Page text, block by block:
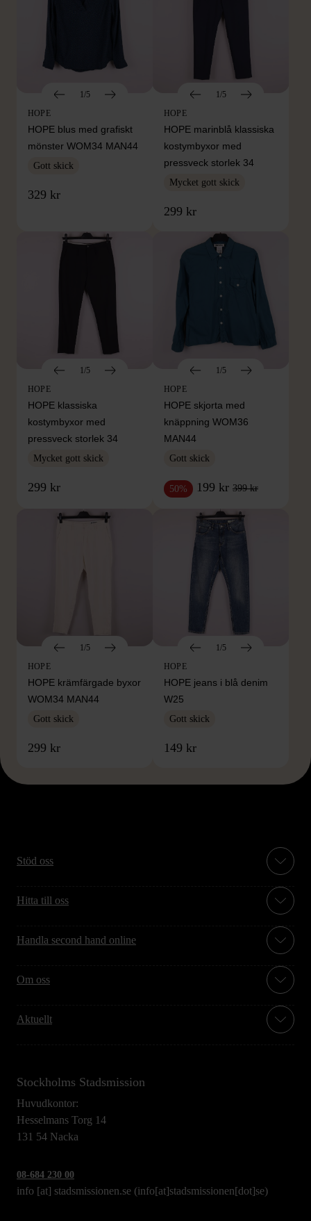
1/5
HOPE
HOPE blus med grafiskt
mönster WOM34 MAN44
Gott skick
329 kr
1/5
HOPE
HOPE marinblå klassiska
kostymbyxor med
pressveck storlek 34
Mycket gott skick
299 kr
1/5
HOPE
HOPE klassiska
kostymbyxor med
pressveck storlek 34
Mycket gott skick
299 kr
1/5
HOPE
HOPE skjorta med
knäppning WOM36
MAN44
Gott skick
50% 199 kr 399 kr
1/5
HOPE
HOPE krämfärgade byxor
WOM34 MAN44
Gott skick
299 kr
1/5
HOPE
HOPE jeans i blå denim
W25
Gott skick
149 kr
Stöd oss
Hitta till oss
Handla second hand online
Om oss
Aktuellt
Stockholms Stadsmission
Huvudkontor:
Hesselmans Torg 14
131 54 Nacka
08-684 230 00
info [at] stadsmissionen.se (info[at]stadsmissionen[dot]se)